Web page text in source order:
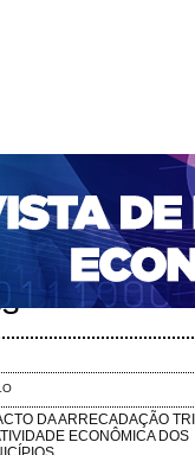
CADASTRO
DA UNIFACS
DA ARRECADAÇÃO
ECONÔMICA DOS